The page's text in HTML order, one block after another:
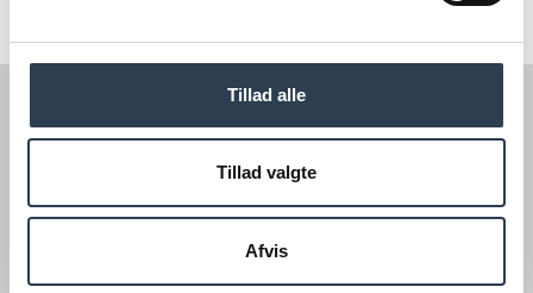
Tillad alle
Tillad valgte
Afvis